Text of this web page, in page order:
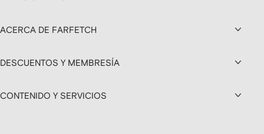
ACERCA DE FARFETCH
DESCUENTOS Y MEMBRESÍA
CONTENIDO Y SERVICIOS